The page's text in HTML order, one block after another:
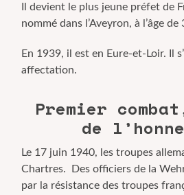
Il devient le plus jeune préfet de
nommé dans l’Aveyron, à l’âge de
En 1939, il est en Eure-et-Loir. Il
affectation.
Premier
de
Le 17 juin 1940, les troupes
Chartres. Des officiers de la
par la résistance des troupes